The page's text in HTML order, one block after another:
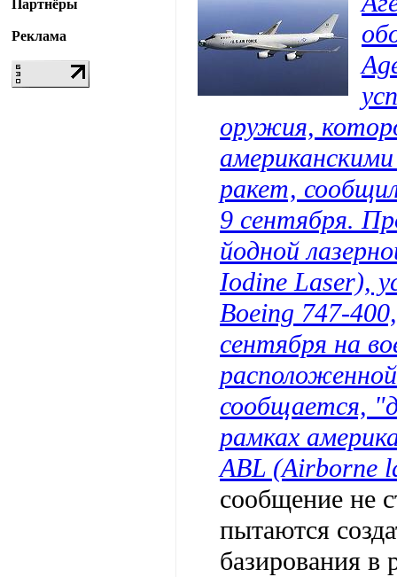
Партнёры
Реклама
оружия,
ракет,
9 сентября.
йодной
Iodine Laser),
Boeing 747-
сентября на
сообщается,
рамках
ABL (Аirborne
сообщение не
пытаются
базирования